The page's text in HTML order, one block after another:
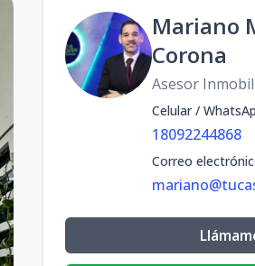
Mariano
Corona
Asesor
Celular /
18092244868
Correo